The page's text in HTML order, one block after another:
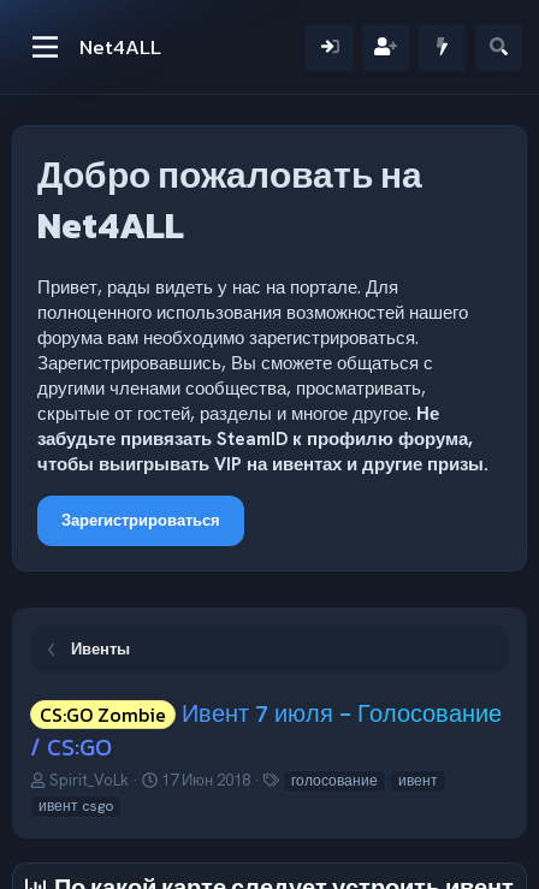
Net4ALL
Добро пожаловать на
Net4ALL
Привет, рады видеть у нас на портале. Для
полноценного использования возможностей нашего
форума вам необходимо зарегистрироваться.
Зарегистрировавшись, Вы сможете общаться с
другими членами сообщества, просматривать,
скрытые от гостей, разделы и многое другое. Не
забудьте привязать SteamID к профилю форума,
чтобы выигрывать VIP на ивентах и другие призы.
Зарегистрироваться
Ивенты
CS:GO Zombie
Ивент 7 июля - Голосование
/ CS:GO
А
в
т
р
Spirit_VoLk
Д
н
17 Июн 2018
Т голосование
ивент
ивент csgo